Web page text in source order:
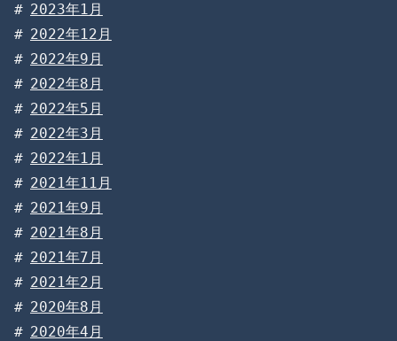
2023年1月
2022年12月
2022年9月
2022年8月
2022年5月
2022年3月
2022年1月
2021年11月
2021年9月
2021年8月
2021年7月
2021年2月
2020年8月
2020年4月